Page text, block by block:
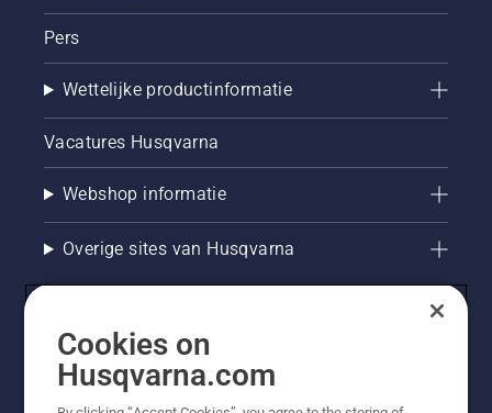
Pers
Wettelijke productinformatie
Vacatures Husqvarna
Webshop informatie
Overige sites van Husqvarna
Cookies on
Husqvarna.com